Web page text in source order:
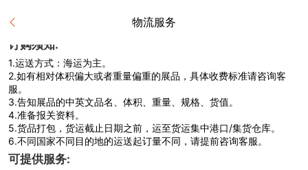
物流服务
订购须知:
1.运送方式：海运为主。
2.如有相对体积偏大或者重量偏重的展品，具体收费标准请咨询客
服。
3.告知展品的中英文品名、体积、重量、规格、货值。
4.准备报关资料。
5.货品打包，货运截止日期之前，运至货运集中港口/集货仓库。
6.不同国家不同目的地的运送起订量不同，请提前咨询客服。
可提供服务: